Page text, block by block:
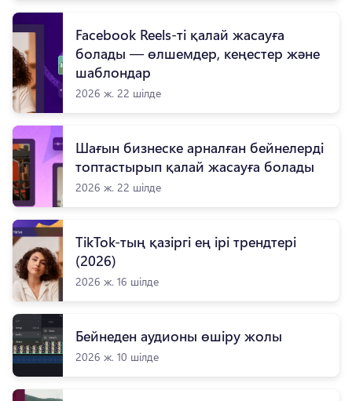
Facebook Reels-ті қалай жасауға
болады — өлшемдер, кеңестер және
шаблондар
2026 ж. 22 шілде
Шағын бизнеске арналған бейнелерді
топтастырып қалай жасауға болады
2026 ж. 22 шілде
TikTok-тың қазіргі ең ірі трендтері
(2026)
2026 ж. 16 шілде
Бейнеден аудионы өшіру жолы
2026 ж. 10 шілде